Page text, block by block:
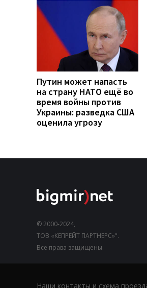
Путин может напасть
на страну НАТО ещё во
время войны против
Украины: разведка США
оценила угрозу
© 2000-2024,
ТОВ «КЕПРЕЙТ ПАРТНЕРС»".
Все права защищены.
Наши контакты и схема